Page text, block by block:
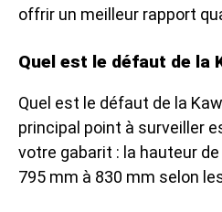
offrir un meilleur rapport
Quel est le défaut de la
Quel est le défaut de la
principal point à surveiller
votre gabarit : la hauteur de
795 mm à 830 mm selon